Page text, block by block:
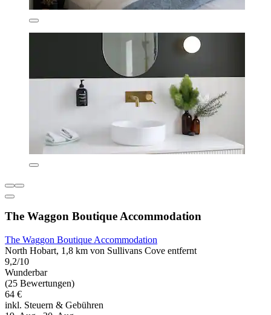
The Waggon Boutique Accommodation
The Waggon Boutique Accommodation
North Hobart, 1,8 km von Sullivans Cove entfernt
9,2/10
Wunderbar
(25 Bewertungen)
64 €
inkl. Steuern & Gebühren